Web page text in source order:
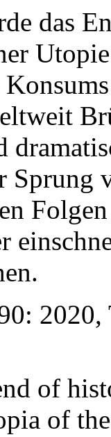
das
Sprung
2020,
of
of